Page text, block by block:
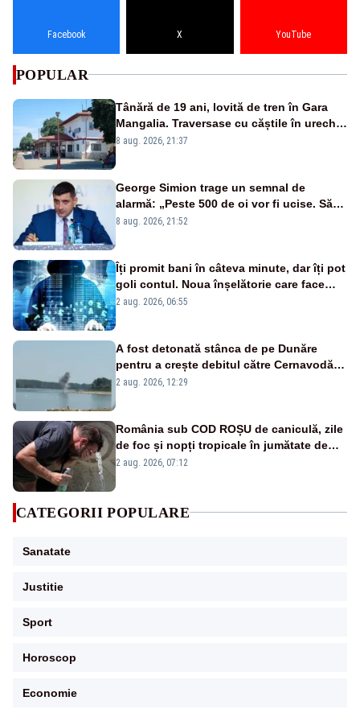
Facebook X YouTube
POPULAR
Tânără de 19 ani, lovită de tren în Gara
Mangalia. Traversase cu căștile în urechi
liniile printr-un loc nepermis
8 aug. 2026, 21:37
George Simion trage un semnal de
alarmă: „Peste 500 de oi vor fi ucise. Să
vedem dacă ciobanii vor fi despăgubiți”
8 aug. 2026, 21:52
Îți promit bani în câteva minute, dar îți pot
goli contul. Noua înșelătorie care face
victime pe Facebook și WhatsApp
2 aug. 2026, 06:55
A fost detonată stânca de pe Dunăre
pentru a crește debitul către Cernavodă –
VIDEO
2 aug. 2026, 12:29
România sub COD ROȘU de caniculă, zile
de foc și nopți tropicale în jumătate de
țară
2 aug. 2026, 07:12
CATEGORII POPULARE
Sanatate
Justitie
Sport
Horoscop
Economie